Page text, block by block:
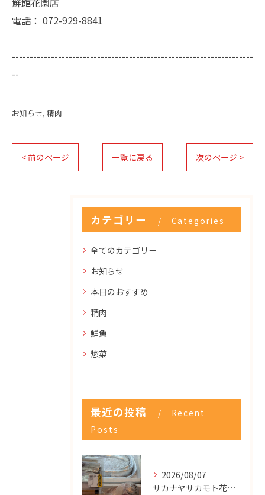
電話： 072-929-8841
--------------------------------------------------------------------
--
お知らせ 精肉
< 前のページ 一覧に戻る 次のページ >
カテゴリー Categories
全てのカテゴリー
お知らせ
本日のおすすめ
精肉
鮮魚
惣菜
最近の投稿
Recent
Posts
2026/08/07
サカナヤサカモト花園店